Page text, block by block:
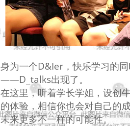
身为一个D&Ier，快乐学习的
——D_talks出现了。
在这里，听着学长学姐，设创
的体验，相信你也会对自己的
未来更多不一样的可能性。